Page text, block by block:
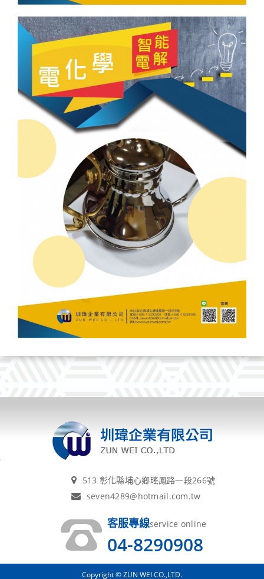
513 彰化縣埔心鄉瑤鳳路一段266號
seven4289@hotmail.com.tw
客服專線service online
04-8290908
Copyright © ZUN WEI CO.,LTD.